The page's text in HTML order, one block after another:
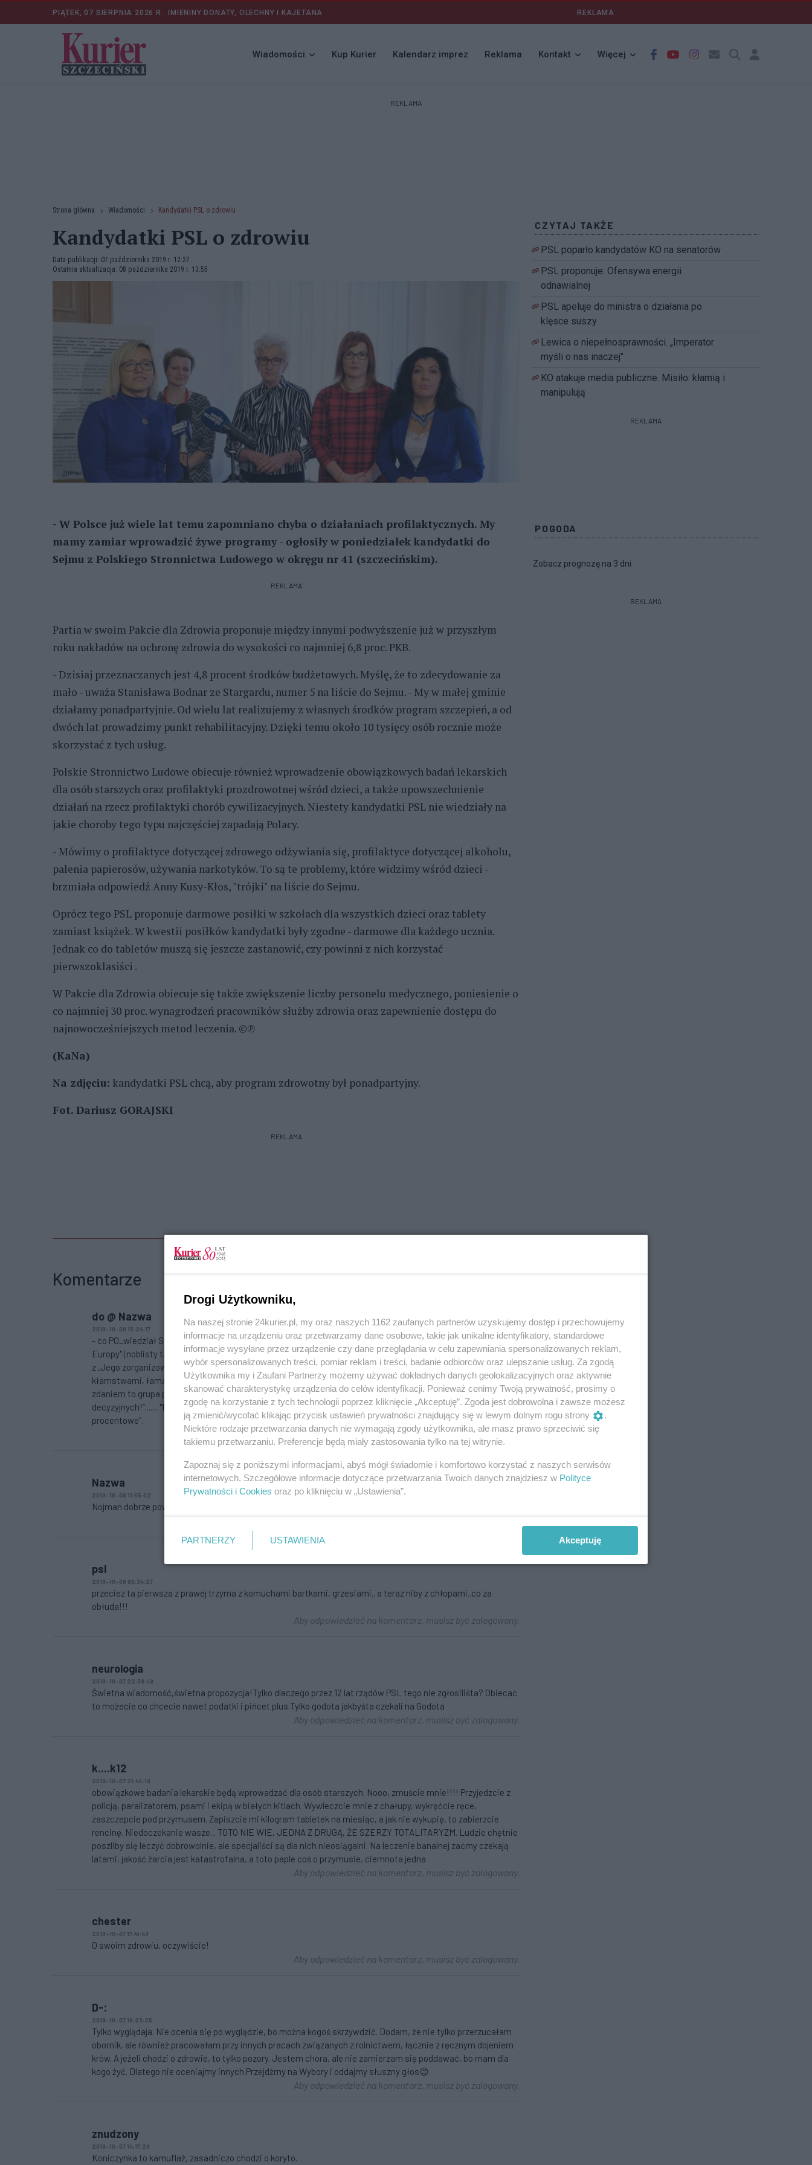
PIĄTEK, 07 SIERPNIA 2026 R. IMIENINY DONATY, OLECHNY I KAJETANA REKLAMA
Wiadomości Kup Kurier Kalendarz imprez Reklama Kontakt Więcej
REKLAMA
Strona główna Wiadomości Kandydatki PSL o zdrowiu
Kandydatki PSL o zdrowiu
Data publikacji: 07 października 2019 r. 12:27
Ostatnia aktualizacja: 08 października 2019 r. 13:55
- W Polsce już wiele lat temu zapomniano chyba o działaniach profilaktycznych. My
mamy zamiar wprowadzić żywe programy - ogłosiły w poniedziałek kandydatki do
Sejmu z Polskiego Stronnictwa Ludowego w okręgu nr 41 (szczecińskim).
REKLAMA
Partia w swoim Pakcie dla Zdrowia proponuje między innymi podwyższenie już w przyszłym
roku nakładów na ochronę zdrowia do wysokości co najmniej 6,8 proc. PKB.
- Dzisiaj przeznaczanych jest 4,8 procent środków budżetowych. Myślę, że to zdecydowanie za
mało - uważa Stanisława Bodnar ze Stargardu, numer 5 na liście do Sejmu. - My w małej gminie
działamy ponadpartyjnie. Od wielu lat realizujemy z własnych środków program szczepień, a od
dwóch lat prowadzimy punkt rehabilitacyjny. Dzięki temu około 10 tysięcy osób rocznie może
skorzystać z tych usług.
Polskie Stronnictwo Ludowe obiecuje również wprowadzenie obowiązkowych badań lekarskich
dla osób starszych oraz profilaktyki prozdrowotnej wśród dzieci, a także upowszechnienie
działań na rzecz profilaktyki chorób cywilizacyjnych. Niestety kandydatki PSL nie wiedziały na
jakie choroby tego typu najczęściej zapadają Polacy.
- Mówimy o profilaktyce dotyczącej zdrowego odżywiania się, profilaktyce dotyczącej alkoholu,
palenia papierosów, używania narkotyków. To są te problemy, które widzimy wśród dzieci -
brzmiała odpowiedź Anny Kusy-Kłos, "trójki" na liście do Sejmu.
Oprócz tego PSL proponuje darmowe posiłki w szkołach dla wszystkich dzieci oraz tablety
zamiast książek. W kwestii posiłków kandydatki były zgodne - darmowe dla każdego ucznia.
Jednak co do tabletów muszą się jeszcze zastanowić, czy powinni z nich korzystać
pierwszoklasiści .
W Pakcie dla Zdrowia obiecuje się także zwiększenie liczby personelu medycznego, poniesienie o
co najmniej 30 proc. wynagrodzeń pracowników służby zdrowia oraz zapewnienie dostępu do
najnowocześniejszych metod leczenia. ©℗
(KaNa)
Na zdjęciu: kandydatki PSL chcą, aby program zdrowotny był ponadpartyjny.
Fot. Dariusz GORAJSKI
REKLAMA
Komentarze
do @ Nazwa
2019-10-08 13:24:17
- co PO_wiedział Sławek to daje minusowe "punkty procentowe" PO_kemonom, ważne są słowa "Mądrca
Europy" (noblisty także) „Nie mogę sobie wyobrazić by tak zdolny polityk jak Kosiniak-Kamysz, jak i ludzie wsi
z „Jego zorganizowania" nie mieli miejsca w parlamencie” „Do czego doprowadził ten K… manipulacją,
kłamstwami, łamaniem prawa” „Tematy moralne tu głoszone tylko przysłaniają tą perfidną grę. Moim
zdaniem to grupa praktykujących NIEWIERZĄCYCH!” „Odsuńcie tych niebezpiecznych ludzi od możliwości
decyzyjnych!”....... "Mądrzec nie może sobie wyobraźić i PO_kemony mają "osikowy kołek" w du..e, a PSL "punkty
procentowe".
Aby odpowiedzieć na komentarz, musisz być zalogowany.
Nazwa
2019-10-08 11:55:02
Nojman dobrze powiedział o (z)PSL. Tyle w temacie.
psl
2019-10-08 06:34:27
przeciez ta pierwsza z prawej trzyma z komuchami bartkami, grzesiami.. a teraz niby z chłopami..co za
obłuda!!!
Aby odpowiedzieć na komentarz, musisz być zalogowany.
neurologia
2019-10-07 22:39:49
Świetna wiadomość,świetna propozycja!Tylko dlaczego przez 12 lat rządów PSL tego nie zgłosiliśta? Obiecać
to możecie co chcecie nawet podatki i pińcet plus.Tylko godota jakbyśta czekali na Godota
Aby odpowiedzieć na komentarz, musisz być zalogowany.
k....k12
2019-10-07 21:45:19
obowiązkowe badania lekarskie będą wprowadzać dla osób starszych. Nooo, zmuście mnie!!!! Przyjedzcie z
policją, paralizatorem, psami i ekipą w białych kitlach. Wywleczcie mnie z chałupy, wykręćcie ręce,
zaszczepcie pod przymusem. Zapiszcie mi kilogram tabletek na miesiąc, a jak nie wykupię, to zabierzcie
rencinę. Niedoczekanie wasze... TOTO NIE WIE, JEDNA Z DRUGĄ, ŻE SZERZY TOTALITARYZM. Ludzie chętnie
poszliby się leczyć dobrowolnie, ale specjaliści są dla nich nieosiągalni. Na leczenie banalnej zaćmy czekają
latami, jakość żarcia jest katastrofalna, a toto paple coś o przymusie, ciemnota jedna
Aby odpowiedzieć na komentarz, musisz być zalogowany.
chester
2019-10-07 17:41:49
O swoim zdrowiu, oczywiście!
Aby odpowiedzieć na komentarz, musisz być zalogowany.
D-:
2019-10-07 16:23:25
Tylko wyglądaja. Nie ocenia się po wyglądzie, bo można kogoś skrzywdzić. Dodam, że nie tylko przerzucałam
obornik, ale również pracowałam przy innych pracach związanych z rolnictwem, łącznie z ręcznym dojeniem
krów. A jeżeli chodzi o zdrowie, to tylko pozory. Jestem chora, ale nie zamierzam się poddawać, bo mam dla
kogo żyć. Dlatego nie oceniajmy innych.Przejdźmy na Wybory i oddajmy słuszny głos😊.
Aby odpowiedzieć na komentarz, musisz być zalogowany.
znudzony
2019-10-07 14:17:29
Koniczynka to kamuflaż, zasadniczo chodzi o koryto.
CZYTAJ TAKŻE
PSL poparło kandydatów KO na senatorów
PSL proponuje. Ofensywa energii
odnawialnej
PSL apeluje do ministra o działania po
klęsce suszy
Lewica o niepełnosprawności. „Imperator
myśli o nas inaczej"
KO atakuje media publiczne. Misiło: kłamią i
manipulują
REKLAMA
POGODA
Zobacz prognozę na 3 dni
REKLAMA
Drogi Użytkowniku,
Na naszej stronie 24kurier.pl, my oraz naszych 1162 zaufanych partnerów uzyskujemy dostęp i przechowujemy
informacje na urządzeniu oraz przetwarzamy dane osobowe, takie jak unikalne identyfikatory, standardowe
informacje wysyłane przez urządzenie czy dane przeglądania w celu zapewniania spersonalizowanych reklam,
wybór spersonalizowanych treści, pomiar reklam i treści, badanie odbiorców oraz ulepszanie usług. Za zgodą
Użytkownika my i Zaufani Partnerzy możemy używać dokładnych danych geolokalizacyjnych oraz aktywnie
skanować charakterystykę urządzenia do celów identyfikacji. Ponieważ cenimy Twoją prywatność, prosimy o
zgodę na korzystanie z tych technologii poprzez kliknięcie „Akceptuję”. Zgoda jest dobrowolna i zawsze możesz
ją zmienić/wycofać klikając przycisk ustawień prywatności znajdujący się w lewym dolnym rogu strony
.
Niektóre rodzaje przetwarzania danych nie wymagają zgody użytkownika, ale masz prawo sprzeciwić się
takiemu przetwarzaniu. Preferencje będą miały zastosowania tylko na tej witrynie.
Zapoznaj się z poniższymi informacjami, abyś mógł świadomie i komfortowo korzystać z naszych serwisów
internetowych. Szczegółowe informacje dotyczące przetwarzania Twoich danych znajdziesz w Polityce
Prywatności i Cookies oraz po kliknięciu w „Ustawienia”.
PARTNERZY USTAWIENIA Akceptuję